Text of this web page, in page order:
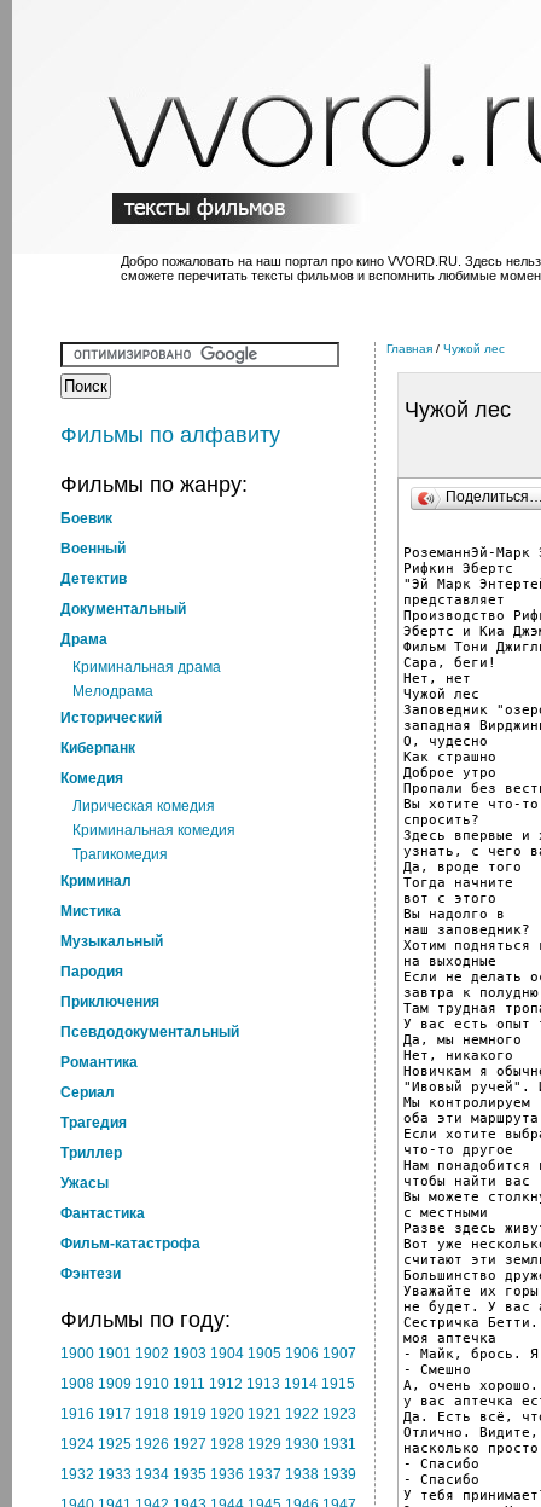
Добро пожаловать на наш портал про кино VVORD.RU. Здесь
сможете перечитать тексты фильмов и вспомнить любимые
Фильмы по алфавиту
Фильмы по жанру:
Боевик
Военный
Детектив
Документальный
Драма
Криминальная драма
Мелодрама
Исторический
Киберпанк
Комедия
Лирическая комедия
Криминальная комедия
Трагикомедия
Криминал
Мистика
Музыкальный
Пародия
Приключения
Псевдодокументальный
Романтика
Cериал
Трагедия
Триллер
Ужасы
Фантастика
Фильм-катастрофа
Фэнтези
Фильмы по году:
1900 1901 1902 1903 1904 1905 1906 1907
1908 1909 1910 1911 1912 1913 1914 1915
1916 1917 1918 1919 1920 1921 1922 1923
1924 1925 1926 1927 1928 1929 1930 1931
1932 1933 1934 1935 1936 1937 1938 1939
Главная / Чужой лес
Чужой лес
РоземаннЭй-Марк
Рифкин Эбертс
"Эй Марк
представляет
Производство
Эбертс и Киа
Фильм Тони
Сара, беги!
Нет, нет
Чужой лес
Заповедник
западная
О, чудесно
Как страшно
Доброе утро
Пропали без
Вы хотите что-то
спросить?
Здесь впервые и
узнать, с чего
Да, вроде того
Тогда начните
вот с этого
Вы надолго в
наш заповедник?
Хотим подняться
на выходные
Если не делать
завтра к
Там трудная
У вас есть опыт
Да, мы немного
Нет, никакого
Новичкам я
"Ивовый ручей".
Мы контролируем
оба эти маршрута
Если хотите
что-то другое
Нам понадобится
чтобы найти вас
Вы можете
с местными
Разве здесь
Вот уже
считают эти
Большинство
Уважайте их
не будет. У вас
Сестричка
моя аптечка
- Майк, брось. Я
- Смешно
А, очень
у вас аптечка
Да. Есть всё,
Отлично. Видите,
насколько просто
- Спасибо
- Спасибо
У тебя